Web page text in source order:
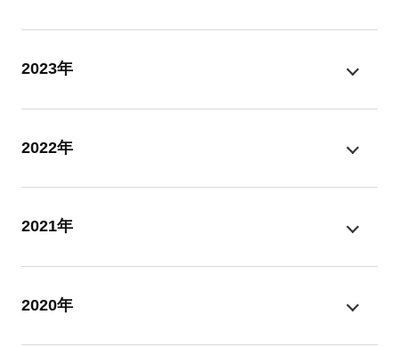
2023年
2022年
2021年
2020年